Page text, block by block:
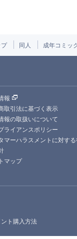
同人 成年コミッ
報
取引法に基づく表示
報の取扱いについて
ライアンスポリシー
マーハラスメントに対す
マップ
ト購入方法